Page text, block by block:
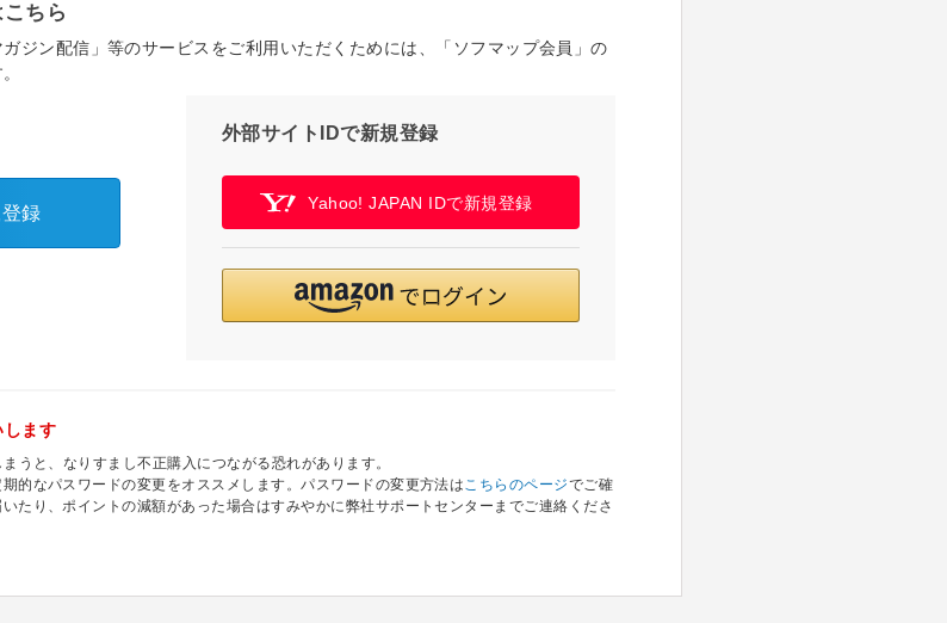
ちら
ジン配信」等のサービスをご利用いただくためには、「ソフマップ会員」の
録
外部サイトIDで新規登録
Yahoo! JAPAN IDで新規登録
します
うと、なりすまし不正購入につながる恐れがあります。
的なパスワードの変更をオススメします。パスワードの変更方法はこちらのページでご確
たり、ポイントの減額があった場合はすみやかに弊社サポートセンターまでご連絡くださ